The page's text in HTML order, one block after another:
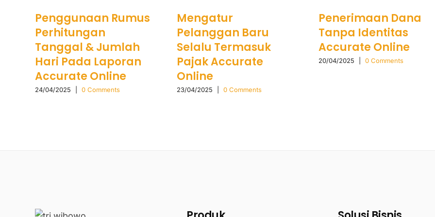
Penggunaan Rumus
Perhitungan
Tanggal & Jumlah
Hari Pada Laporan
Accurate Online
24/04/2025 0 Comments
Mengatur
Pelanggan Baru
Selalu Termasuk
Pajak Accurate
Online
23/04/2025 0 Comments
Penerimaan Dana
Tanpa Identitas
Accurate Online
20/04/2025 0 Comments